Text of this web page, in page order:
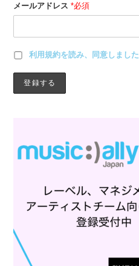
メールアドレス*必須
利用規約を読み、同意しました